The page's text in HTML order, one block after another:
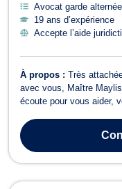
Avocat garde
19 ans d’expérience
Accepte l’aide
À propos : Très
avec vous, Maître
écoute pour vous aider,
priorité : assurer un suivi
toute transparenc...